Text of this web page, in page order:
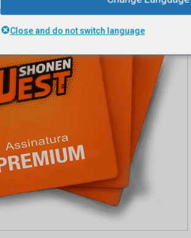
Close and do not switch language